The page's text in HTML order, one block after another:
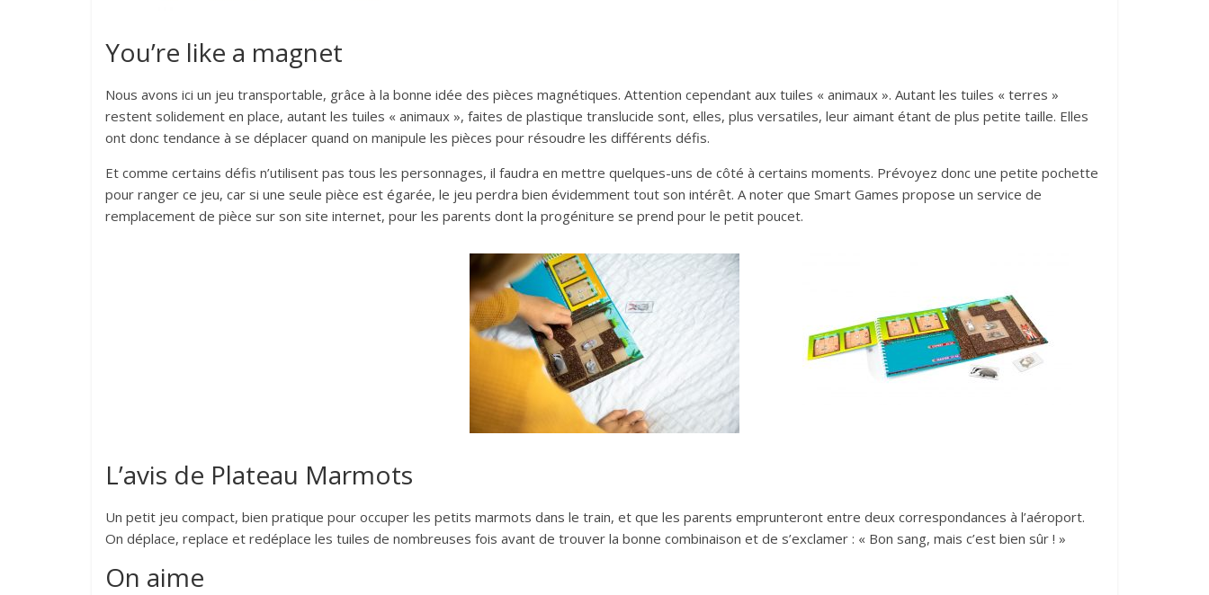
You’re like a magnet
Nous avons ici un jeu transportable, grâce à la bonne idée des pièces magnétiques. Attention cependant aux tuiles « animaux ». Autant les tuiles « terres »
restent solidement en place, autant les tuiles « animaux », faites de plastique translucide sont, elles, plus versatiles, leur aimant étant de plus petite taille. Elles
ont donc tendance à se déplacer quand on manipule les pièces pour résoudre les différents défis.
Et comme certains défis n’utilisent pas tous les personnages, il faudra en mettre quelques-uns de côté à certains moments. Prévoyez donc une petite pochette
pour ranger ce jeu, car si une seule pièce est égarée, le jeu perdra bien évidemment tout son intérêt. A noter que Smart Games propose un service de
remplacement de pièce sur son site internet, pour les parents dont la progéniture se prend pour le petit poucet.
L’avis de Plateau Marmots
Un petit jeu compact, bien pratique pour occuper les petits marmots dans le train, et que les parents emprunteront entre deux correspondances à l’aéroport.
On déplace, replace et redéplace les tuiles de nombreuses fois avant de trouver la bonne combinaison et de s’exclamer : « Bon sang, mais c’est bien sûr ! »
On aime